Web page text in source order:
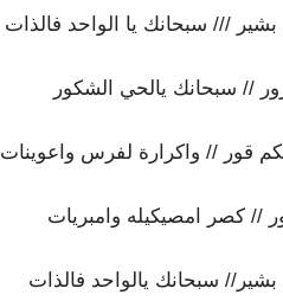
/// سبحانك يا الواحد فالذات
// سبحانك يالحي الشكور
قور // واكرارة لفرس واعوينات
// كصر امصيكيله وامبريات
سبحانك يالواحد فالذات